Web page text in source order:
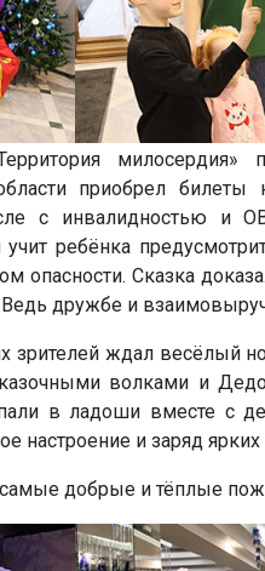
приобрел
с инвалидностью и
ребёнка
опасности. Сказка
дружбе и
зрителей ждал весёлый
волками и
в ладоши вместе с
настроение и заряд
добрые и тёплые